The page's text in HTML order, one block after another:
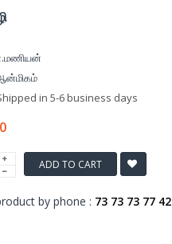
in 5-6 business days
ADD TO CART
by phone : 73 73 73 77 42